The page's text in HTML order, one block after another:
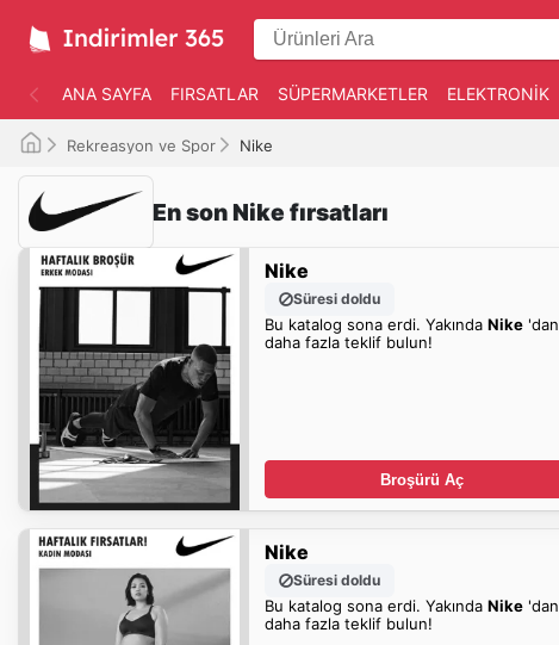
ANA SAYFA FIRSATLAR SÜPERMARKETLER ELEKTRONIK
Rekreasyon ve Spor Nike
En son Nike fırsatları
Nike
Süresi doldu
Bu katalog sona erdi. Yakında Nike'dan
daha fazla teklif bulun!
Broşürü Aç
Nike
Süresi doldu
Bu katalog sona erdi. Yakında Nike'dan
daha fazla teklif bulun!